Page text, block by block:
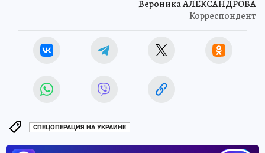
Вероника АЛЕКСАНДРОВА
Корреспондент
СПЕЦОПЕРАЦИЯ НА УКРАИНЕ